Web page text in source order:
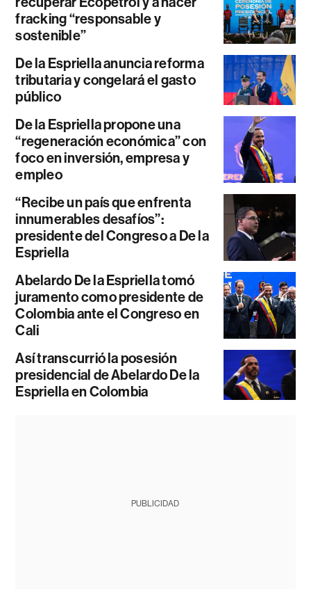
fracking “responsable y
sostenible”
De la Espriella anuncia reforma
tributaria y congelará el gasto
público
De la Espriella propone una
“regeneración económica” con
foco en inversión, empresa y
empleo
“Recibe un país que enfrenta
innumerables desafíos”:
presidente del Congreso a De la
Espriella
Abelardo De la Espriella tomó
juramento como presidente de
Colombia ante el Congreso en
Cali
Así transcurrió la posesión
presidencial de Abelardo De la
Espriella en Colombia
PUBLICIDAD